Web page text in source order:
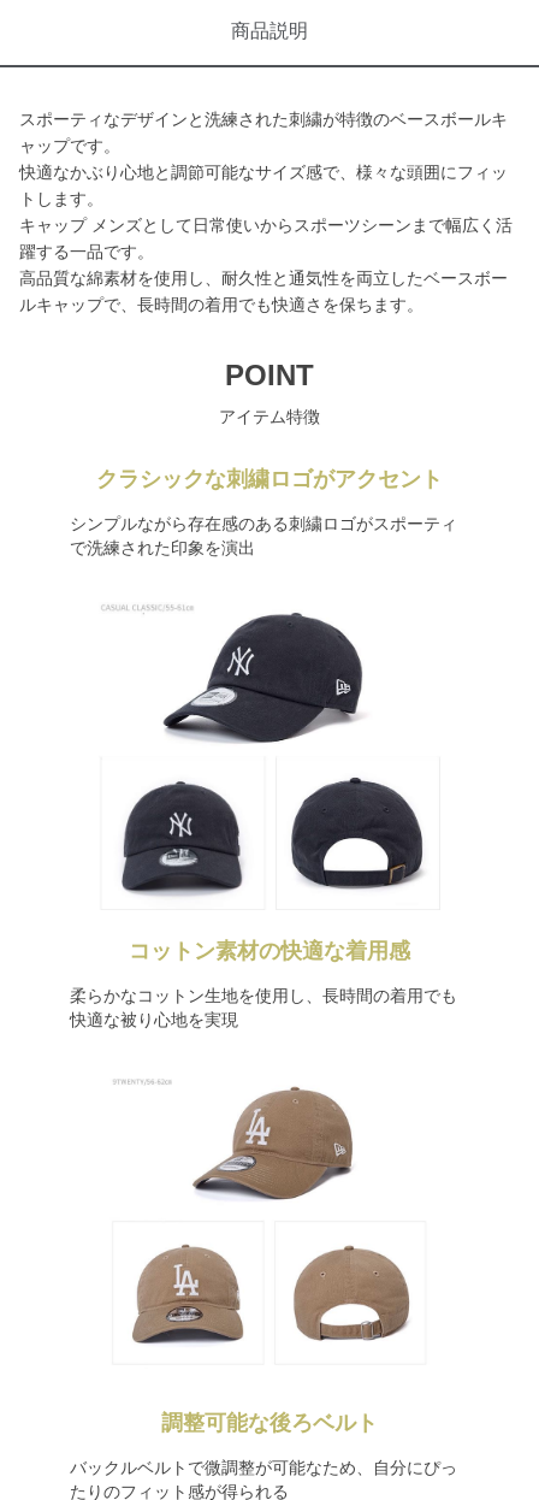
商品説明
スポーティなデザインと洗練された刺繍が特徴のベースボールキ
ャップです。
快適なかぶり心地と調節可能なサイズ感で、様々な頭囲にフィッ
トします。
キャップ メンズとして日常使いからスポーツシーンまで幅広く活
躍する一品です。
高品質な綿素材を使用し、耐久性と通気性を両立したベースボー
ルキャップで、長時間の着用でも快適さを保ちます。
POINT
アイテム特徴
クラシックな刺繍ロゴがアクセント
シンプルながら存在感のある刺繍ロゴがスポーティ
で洗練された印象を演出
コットン素材の快適な着用感
柔らかなコットン生地を使用し、長時間の着用でも
快適な被り心地を実現
調整可能な後ろベルト
バックルベルトで微調整が可能なため、自分にぴっ
たりのフィット感が得られる